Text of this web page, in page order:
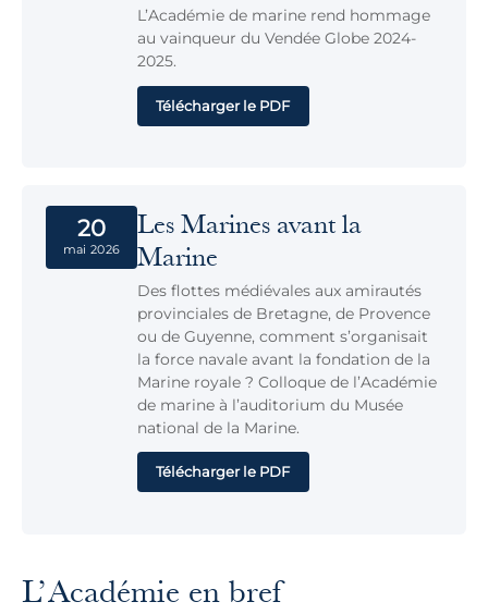
L’Académie de marine rend hommage
au vainqueur du Vendée Globe 2024-
2025.
Télécharger le PDF
20
mai 2026
Les Marines avant la
Marine
Des flottes médiévales aux amirautés
provinciales de Bretagne, de Provence
ou de Guyenne, comment s’organisait
la force navale avant la fondation de la
Marine royale ? Colloque de l’Académie
de marine à l’auditorium du Musée
national de la Marine.
Télécharger le PDF
L’Académie en bref